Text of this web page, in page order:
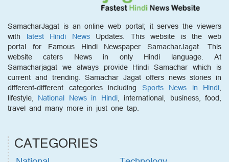
SamacharJagat is an online web portal; it serves the viewers
with latest Hindi NewsUpdates. This website is the web
portal for Famous Hindi Newspaper SamacharJagat. This
website caters News in only Hindi language. At
Samacharjagat we always provide Hindi Samachar which is
current and trending. Samachar Jagat offers news stories in
different-different categories including Sports News in Hindi,
lifestyle, National News in Hindi, international, business, food,
travel and many more in just one tap.
CATEGORIES